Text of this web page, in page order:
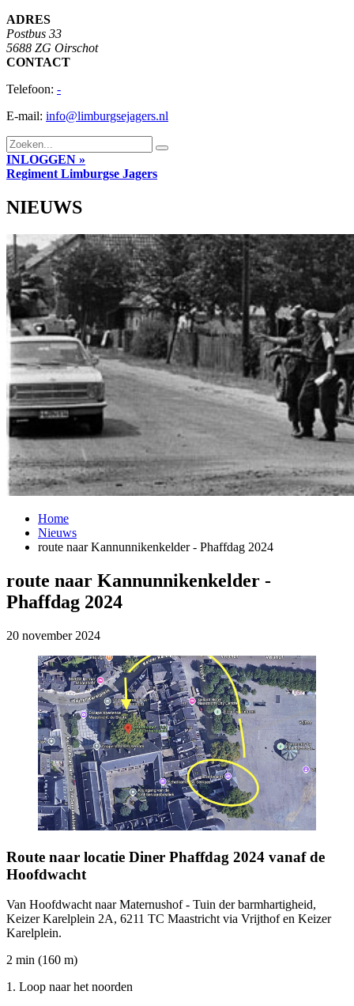
ADRES
Postbus 33
5688 ZG Oirschot
CONTACT
Telefoon: -
E-mail: info@limburgsejagers.nl
INLOGGEN »
Regiment Limburgse Jagers
NIEUWS
Home
Nieuws
route naar Kannunnikenkelder - Phaffdag 2024
route naar Kannunnikenkelder -
Phaffdag 2024
20 november 2024
Route naar locatie Diner Phaffdag 2024 vanaf de
Hoofdwacht
Van Hoofdwacht naar Maternushof - Tuin der barmhartigheid,
Keizer Karelplein 2A, 6211 TC Maastricht via Vrijthof en Keizer
Karelplein.
2 min (160 m)
1.⁠ ⁠Loop naar het noorden